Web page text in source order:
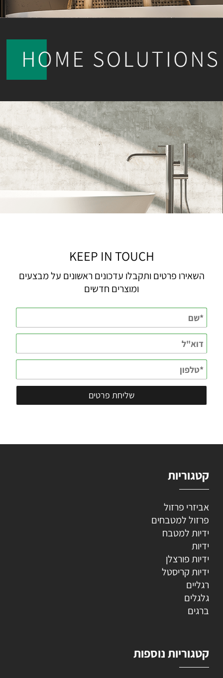
KEEP IN TOUCH
השאירו פרטים ותקבלו עדכונים ראשונים על מבצעים
ומוצרים חדשים
קטגוריות
אביזרי פרזול
פרזול למטבחים
ידיות למטבח
ידיות
ידיות פורצלן
ידיות קריסטל
רגליים
גלגלים
ברגים
קטגוריות נוספות